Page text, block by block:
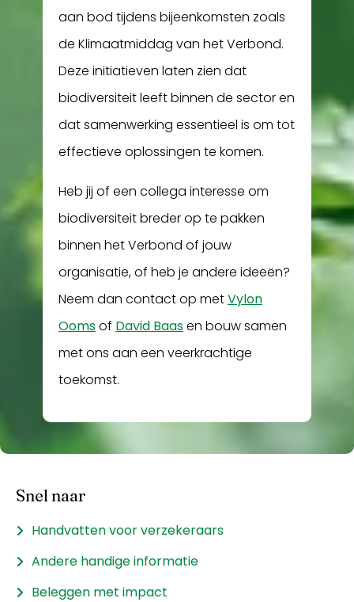
aan bod tijdens bijeenkomsten zoals
de Klimaatmiddag van het Verbond.
Deze initiatieven laten zien dat
biodiversiteit leeft binnen de sector en
dat samenwerking essentieel is om tot
effectieve oplossingen te komen.
Heb jij of een collega interesse om
biodiversiteit breder op te pakken
binnen het Verbond of jouw
organisatie, of heb je andere ideeën?
Neem dan contact op metVylon
Oomsof David Baasen bouw samen
met ons aan een veerkrachtige
toekomst.
Snel naar
Handvatten voor verzekeraars
Andere handige informatie
Beleggen met impact